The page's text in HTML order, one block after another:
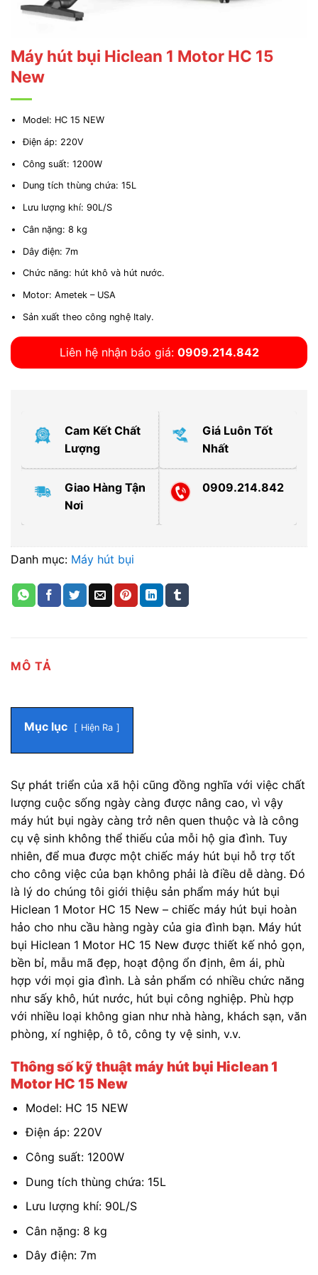
Máy hút bụi Hiclean 1 Motor HC 15
New
Model: HC 15 NEW
Điện áp: 220V
Công suất: 1200W
Dung tích thùng chứa: 15L
Lưu lượng khí: 90L/S
Cân nặng: 8 kg
Dây điện: 7m
Chức năng: hút khô và hút nước.
Motor: Ametek – USA
Sản xuất theo công nghệ Italy.
Liên hệ nhận báo giá: 0909.214.842
Cam Kết Chất
Lượng
Giá Luôn Tốt
Nhất
Giao Hàng Tận
Nơi
0909.214.842
Danh mục: Máy hút bụi
MÔ TẢ
Mục lục Hiện Ra
Sự phát triển của xã hội cũng đồng nghĩa với việc chất
lượng cuộc sống ngày càng được nâng cao, vì vậy
máy hút bụi ngày càng trở nên quen thuộc và là công
cụ vệ sinh không thể thiếu của mỗi hộ gia đình. Tuy
nhiên, để mua được một chiếc máy hút bụi hỗ trợ tốt
cho công việc của bạn không phải là điều dễ dàng. Đó
là lý do chúng tôi giới thiệu sản phẩm máy hút bụi
Hiclean 1 Motor HC 15 New – chiếc máy hút bụi hoàn
hảo cho nhu cầu hàng ngày của gia đình bạn. Máy hút
bụi Hiclean 1 Motor HC 15 New được thiết kế nhỏ gọn,
bền bỉ, mẫu mã đẹp, hoạt động ổn định, êm ái, phù
hợp với mọi gia đình. Là sản phẩm có nhiều chức năng
như sấy khô, hút nước, hút bụi công nghiệp. Phù hợp
với nhiều loại không gian như nhà hàng, khách sạn, văn
phòng, xí nghiệp, ô tô, công ty vệ sinh, v.v.
Thông số kỹ thuật máy hút bụi Hiclean 1
Motor HC 15 New
Model: HC 15 NEW
Điện áp: 220V
Công suất: 1200W
Dung tích thùng chứa: 15L
Lưu lượng khí: 90L/S
Cân nặng: 8 kg
Dây điện: 7m